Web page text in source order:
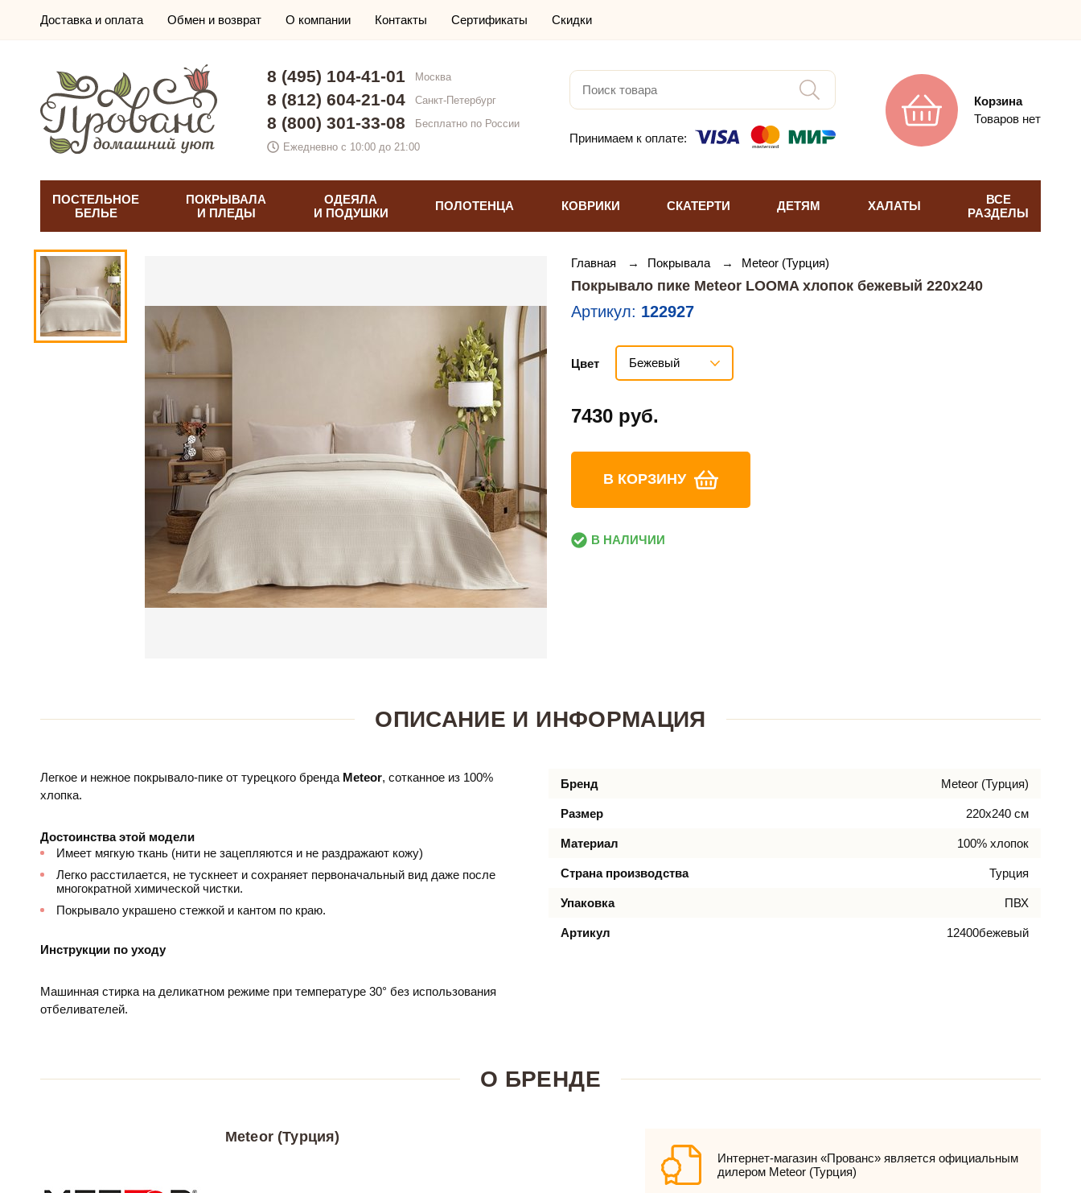
Доставка и оплата Обмен и возврат О компании Контакты Сертификаты Скидки
8 (495) 104-41-01 Москва
8 (812) 604-21-04 Санкт-Петербург
8 (800) 301-33-08
Бесплатно по России
Ежедневно с 10:00 до 21:00
Принимаем к оплате:
Корзина
Товаров нет
ПОСТЕЛЬНОЕ
БЕЛЬЕ
ПОКРЫВАЛА
И ПЛЕДЫ
ОДЕЯЛА
И ПОДУШКИ
ПОЛОТЕНЦА КОВРИКИ СКАТЕРТИ ДЕТЯМ ХАЛАТЫ
ВСЕ
РАЗДЕЛЫ
Главная → Покрывала → Meteor (Турция)
Покрывало пике Meteor LOOMA хлопок бежевый 220х240
Артикул: 122927
Цвет Бежевый
7430 руб.
В КОРЗИНУ
В НАЛИЧИИ
ОПИСАНИЕ И ИНФОРМАЦИЯ
Легкое и нежное покрывало-пике от турецкого бренда Meteor, сотканное из 100%
хлопка.
Достоинства этой модели
Имеет мягкую ткань (нити не зацепляются и не раздражают кожу)
Легко расстилается, не тускнеет и сохраняет первоначальный вид даже после
многократной химической чистки.
Покрывало украшено стежкой и кантом по краю.
Инструкции по уходу
Машинная стирка на деликатном режиме при температуре 30° без использования
отбеливателей.
Бренд Meteor (Турция)
Размер 220х240 см
Материал 100% хлопок
Страна производства Турция
Упаковка ПВХ
Артикул 12400бежевый
О БРЕНДЕ
Meteor (Турция)
Интернет-магазин «Прованс» является официальным
дилером Meteor (Турция)